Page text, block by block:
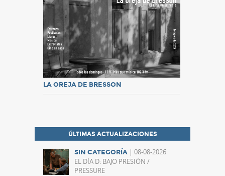
LA OREJA DE BRESSON
ÚLTIMAS ACTUALIZACIONES
SIN CATEGORÍA | 08-08-2026
EL DÍA D: BAJO PRESIÓN /
PRESSURE